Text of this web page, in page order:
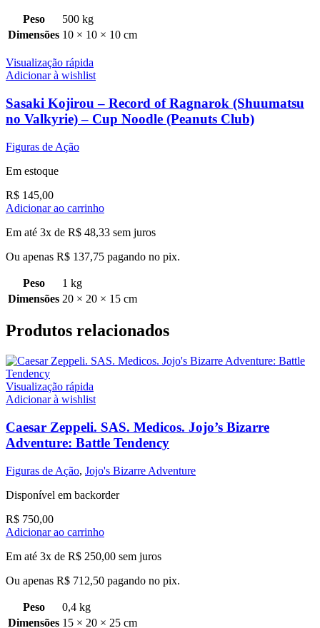
Peso
500 kg
Dimensões 10 × 10 × 10 cm
Visualização rápida
Adicionar à wishlist
Sasaki Kojirou – Record of Ragnarok (Shuumatsu
no Valkyrie) – Cup Noodle (Peanuts Club)
Figuras de Ação
Em estoque
R$ 145,00
Adicionar ao carrinho
Em até 3x de R$ 48,33 sem juros
Ou apenas R$ 137,75 pagando no pix.
Peso
1 kg
Dimensões 20 × 20 × 15 cm
Produtos relacionados
Visualização rápida
Adicionar à wishlist
Caesar Zeppeli. SAS. Medicos. Jojo’s Bizarre
Adventure: Battle Tendency
Figuras de Ação, Jojo's Bizarre Adventure
Disponível em backorder
R$ 750,00
Adicionar ao carrinho
Em até 3x de R$ 250,00 sem juros
Ou apenas R$ 712,50 pagando no pix.
Peso
0,4 kg
Dimensões 15 × 20 × 25 cm